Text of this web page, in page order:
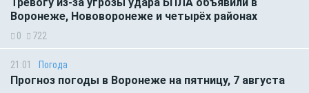
Воронеже, Нововоронеже и четырёх районах
0 722
21:01 Погода
Прогноз погоды в Воронеже на пятницу, 7 августа